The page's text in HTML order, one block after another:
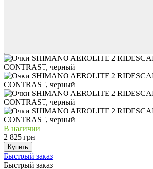
В наличии
2 825 грн
Купить
Быстрый заказ
Быстрый заказ